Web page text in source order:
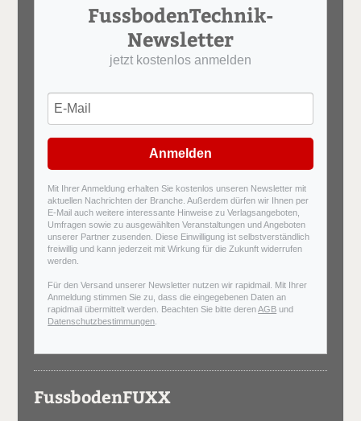
FussbodenTechnik-
Newsletter
jetzt kostenlos anmelden
Anmelden
Mit Ihrer Anmeldung erhalten Sie kostenlos unseren Newsletter mit
aktuellen Nachrichten der Branche. Außerdem dürfen wir Ihnen per
E-Mail auch weitere interessante Hinweise zu Verlagsangeboten,
Umfragen sowie zu ausgewählten Veranstaltungen und Angeboten
unserer Partner zusenden. Diese Einwilligung ist selbstverständlich
freiwillig und kann jederzeit mit Wirkung für die Zukunft widerrufen
werden.
Für den Versand unserer Newsletter nutzen wir rapidmail. Mit Ihrer
Anmeldung stimmen Sie zu, dass die eingegebenen Daten an
rapidmail übermittelt werden. Beachten Sie bitte derenAGB und
Datenschutzbestimmungen
FussbodenFUXX